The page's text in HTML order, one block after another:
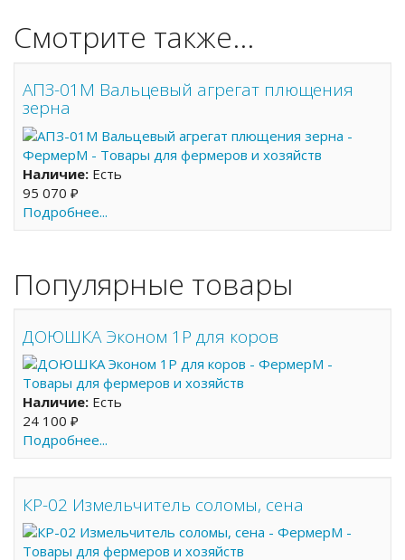
Смотрите также...
АПЗ-01М Вальцевый агрегат плющения
зерна
Наличие: Есть
95 070 ₽
Подробнее...
Популярные товары
ДОЮШКА Эконом 1Р для коров
Наличие: Есть
24 100 ₽
Подробнее...
КР-02 Измельчитель соломы, сена